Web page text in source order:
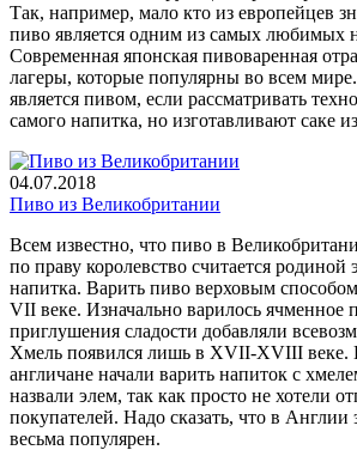
Так, например, мало кто из европейцев
пиво является одним из самых любимых
Современная японская пивоваренная
лагеры, которые популярны во всем
является пивом, если рассматривать
самого напитка, но изготавливают саке
04.07.2018
Пиво из Великобритании
Всем известно, что пиво в
по праву королевство считается родиной
напитка. Варить пиво верховым
VII веке. Изначально варилось ячменное
приглушения сладости добавляли
Хмель появился лишь в XVII-XVIII веке.
англичане начали варить напиток с
назвали элем, так как просто не хотели
покупателей. Надо сказать, что в
весьма популярен.